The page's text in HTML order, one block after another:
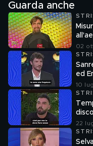
impiegato ora in
come recuperare le
Guarda anche
02
ed
10
22